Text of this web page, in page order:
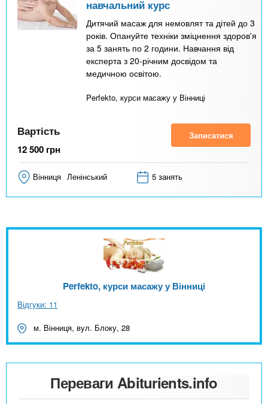
навчальний курс
Дитячий масаж для немовлят та дітей до 3
років. Опануйте техніки зміцнення здоров'я
за 5 занять по 2 години. Навчання від
експерта з 20-річним досвідом та
медичною освітою.
Perfekto, курси масажу у Вінниці
Вартість
12 500 грн
Записатися
Вінниця Ленінський 5 занять
Perfekto, курси масажу у Вінниці
Відгуки: 11
м. Вінниця, вул. Блоку, 28
Переваги Abiturients.info